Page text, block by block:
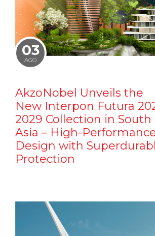
03
AGO
AkzoNobel Unveils the
New Interpon Futura
2029 Collection in South
Asia – High-
Design with
Protection